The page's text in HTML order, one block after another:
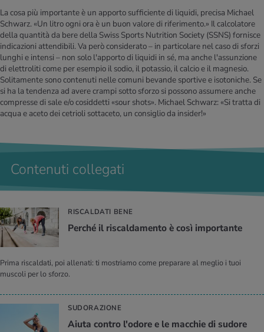
La cosa più importante è un apporto sufficiente di liquidi, precisa Michael
Schwarz. «Un litro ogni ora è un buon valore di riferimento.» Il calcolatore
della quantità da bere della Swiss Sports Nutrition Society (SSNS) fornisce
indicazioni attendibili. Va però considerato – in particolare nel caso di sforzi
lunghi e intensi – non solo l'apporto di liquidi in sé, ma anche l'assunzione
di elettroliti come per esempio il sodio, il potassio, il calcio e il magnesio.
Solitamente sono contenuti nelle comuni bevande sportive e isotoniche. Se
si ha la tendenza ad avere crampi sotto sforzo si possono assumere anche
compresse di sale e/o cosiddetti «sour shots». Michael Schwarz: «Si tratta di
acqua e aceto dei cetrioli sottaceto, un consiglio da insider!»
Contenuti collegati
RISCALDATI BENE
Per­ché il ri­scal­da­men­to è così im­por­tan­te
Prima riscaldati, poi allenati: ti mostriamo come preparare al meglio i tuoi
muscoli per lo sforzo.
SUDORAZIONE
Aiuta con­tro l'o­do­re e le mac­chie di su­do­re